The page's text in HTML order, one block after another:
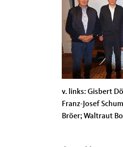
v. links: Gisbert
Franz-Josef
Bröer; Waltraut